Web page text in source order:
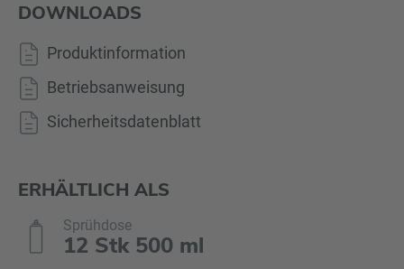
DOWNLOADS
Produktinformation
Betriebsanweisung
Sicherheitsdatenblatt
ERHÄLTLICH ALS
Sprühdose
12 Stk 500 ml